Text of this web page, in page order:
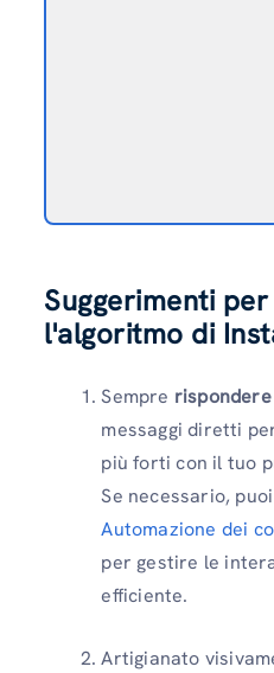
Suggerimenti
l'algoritmo di
Sempre rispondere
messaggi diretti
più forti con il tuo
Se necessario,
Automazione dei
per gestire le
efficiente.
Artigianato